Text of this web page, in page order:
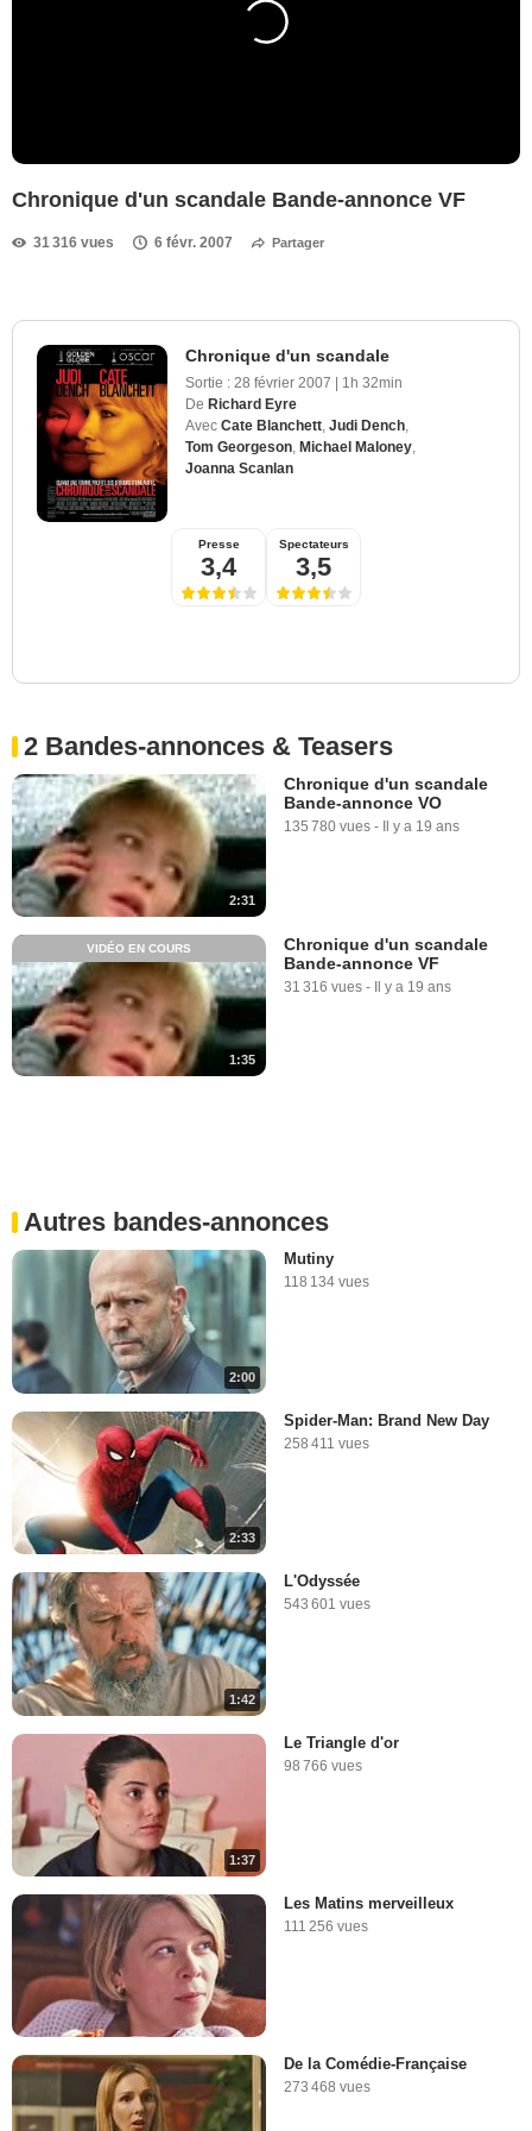
Chronique d'un scandale Bande-annonce VF
31 316 vues 6 févr. 2007 Partager
Chronique d'un scandale
Sortie : 28 février 2007 | 1h 32min
De Richard Eyre
Avec Cate Blanchett Judi Dench
Tom Georgeson Michael Maloney
Joanna Scanlan
Presse
3,4
Spectateurs
3,5
2 Bandes-annonces & Teasers
2:31
Chronique d'un scandale
Bande-annonce VO
135 780 vues - Il y a 19 ans
1:35
VIDÉO EN COURS
Chronique d'un scandale
Bande-annonce VF
31 316 vues - Il y a 19 ans
Autres bandes-annonces
2:00
Mutiny
118 134 vues
2:33
Spider-Man: Brand New Day
258 411 vues
1:42
L'Odyssée
543 601 vues
1:37
Le Triangle d'or
98 766 vues
Les Matins merveilleux
111 256 vues
De la Comédie-Française
273 468 vues